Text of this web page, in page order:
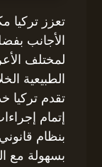
تعزز تركيا
الأجانب
لمختلف
الطبيعية
تقدم تركيا
إتمام
بنظام
بسهولة مع